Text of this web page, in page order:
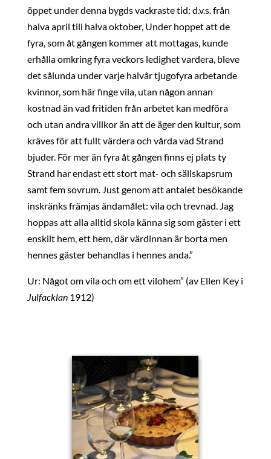
öppet under denna bygds vackraste tid: d.v.s. från
halva april till halva oktober, Under hoppet att de
fyra, som åt gången kommer att mottagas, kunde
erhålla omkring fyra veckors ledighet vardera, bleve
det sålunda under varje halvår tjugofyra arbetande
kvinnor, som här finge vila, utan någon annan
kostnad än vad fritiden från arbetet kan medföra
och utan andra villkor än att de äger den kultur, som
kräves för att fullt värdera och vårda vad Strand
bjuder. För mer än fyra åt gången finns ej plats ty
Strand har endast ett stort mat- och sällskapsrum
samt fem sovrum. Just genom att antalet besökande
inskränks främjas ändamålet: vila och trevnad. Jag
hoppas att alla alltid skola känna sig som gäster i ett
enskilt hem, ett hem, där värdinnan är borta men
hennes gäster behandlas i hennes anda.”
Ur: Något om vila och om ett vilohem” (av Ellen Key i
Julfacklan1912)